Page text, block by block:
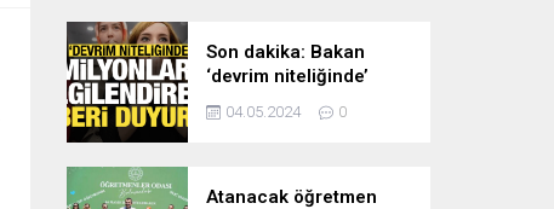
Son dakika: Bakan
‘devrim niteliğinde’
deyip duyurdu!
Milyonları ilgilendiren
04.05.2024 0
Atanacak öğretmen